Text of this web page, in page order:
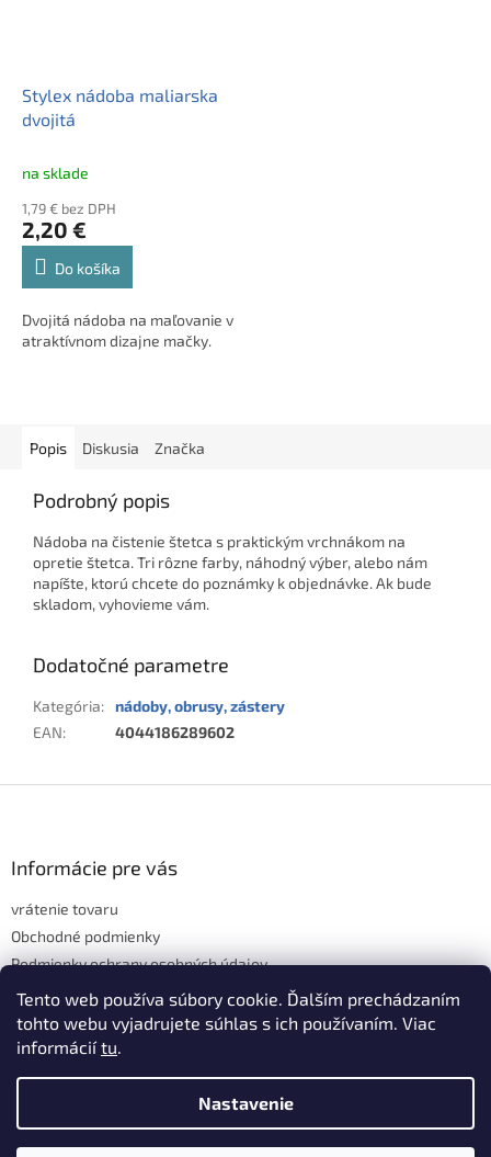
Tento web používa súbory cookie. Ďalším prechádzaním
tohto webu vyjadrujete súhlas s ich používaním. Viac
informáciítu.
Nastavenie
Stylex nádoba maliarska
dvojitá
na sklade
1,79 € bez DPH
2,20 €
Do košíka
Dvojitá nádoba na maľovanie v
atraktívnom dizajne mačky.
Popis Diskusia Značka
Podrobný popis
Nádoba na čistenie štetca s praktickým vrchnákom na
opretie štetca. Tri rôzne farby, náhodný výber, alebo nám
napíšte, ktorú chcete do poznámky k objednávke. Ak bude
skladom, vyhovieme vám.
Dodatočné parametre
Kategória: nádoby, obrusy, zástery
EAN: 4044186289602
Informácie pre vás
vrátenie tovaru
Obchodné podmienky
Podmienky ochrany osobných údajov
Hodnotenie obchodu